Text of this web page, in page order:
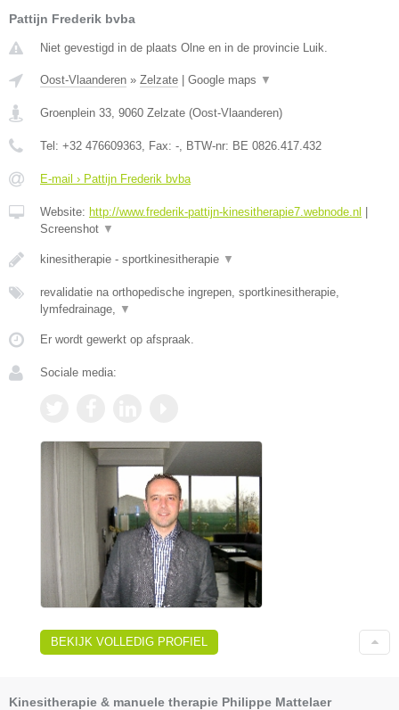
Pattijn Frederik bvba
Niet gevestigd in de plaats Olne en in de provincie Luik.
Oost-Vlaanderen » Zelzate Google maps ▼
Groenplein 33, 9060 Zelzate (Oost-Vlaanderen)
Tel: +32 476609363, Fax: -, BTW-nr: BE 0826.417.432
E-mail › Pattijn Frederik bvba
Website: http://www.frederik-pattijn-kinesitherapie7.webnode.nl
Screenshot ▼
kinesitherapie - sportkinesitherapie ▼
revalidatie na orthopedische ingrepen, sportkinesitherapie,
lymfedrainage, ▼
Er wordt gewerkt op afspraak.
Sociale media:
BEKIJK VOLLEDIG PROFIEL
Kinesitherapie & manuele therapie Philippe Mattelaer